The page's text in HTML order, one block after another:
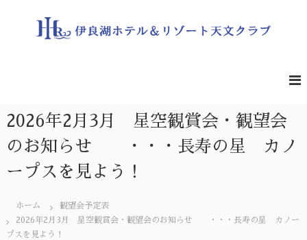
ッ テ
＆
リ
ー
ト
天
い
空
星
緒
に
ど
2026年2月3月 星空観賞会・観望会
のお知らせ ・・・長寿の星 カノ
ープスを見よう！
ホーム
観望会予定表
2026年2月3月 星空観賞会・観望会のお知らせ ・・・長寿の星 カノー
プスを見よう！